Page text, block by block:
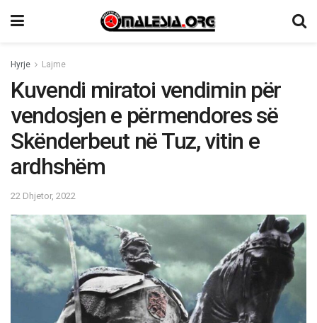
Hyrje Lajme
Kuvendi miratoi vendimin për
vendosjen e përmendores së
Skënderbeut në Tuz, vitin e
ardhshëm
22 Dhjetor, 2022